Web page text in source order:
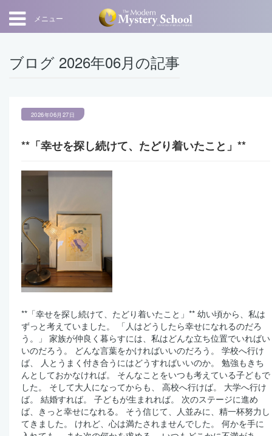
メニュー
ブログ 2026年06月の記事
2026年06月27日
**「幸せを探し続けて、たどり着いたこと」**
**「幸せを探し続けて、たどり着いたこと」** 幼い頃から、私は
ずっと考えていました。 「人はどうしたら幸せになれるのだろ
う。」 家族が仲良く暮らすには、私はどんな立ち位置でいればい
いのだろう。 どんな言葉をかければいいのだろう。 学校へ行け
ば、 人とうまく付き合うにはどうすればいいのか。 勉強もきち
んとしておかなければ。 そんなことをいつも考えている子どもで
した。 そして大人になってからも、 高校へ行けば。 大学へ行け
ば。 結婚すれば。 子どもが生まれれば。 次のステージに進め
ば、きっと幸せになれる。 そう信じて、人並みに、精一杯努力し
てきました。 けれど、心は満たされませんでした。 何かを手に